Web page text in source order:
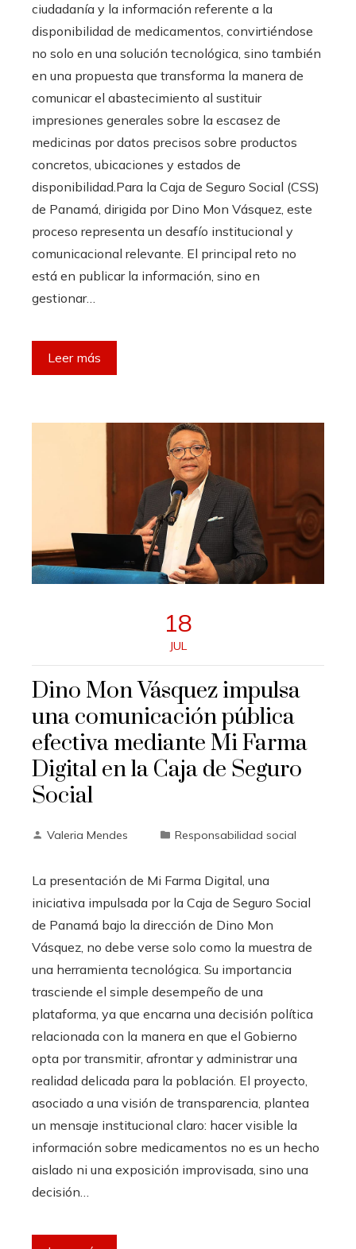
ciudadanía y la información referente a la
disponibilidad de medicamentos, convirtiéndose
no solo en una solución tecnológica, sino también
en una propuesta que transforma la manera de
comunicar el abastecimiento al sustituir
impresiones generales sobre la escasez de
medicinas por datos precisos sobre productos
concretos, ubicaciones y estados de
disponibilidad.Para la Caja de Seguro Social (CSS)
de Panamá, dirigida por Dino Mon Vásquez, este
proceso representa un desafío institucional y
comunicacional relevante. El principal reto no
está en publicar la información, sino en
gestionar…
Leer más
18
JUL
Dino Mon Vásquez impulsa
una comunicación pública
efectiva mediante Mi Farma
Digital en la Caja de Seguro
Social
Valeria Mendes Responsabilidad social
La presentación de Mi Farma Digital, una
iniciativa impulsada por la Caja de Seguro Social
de Panamá bajo la dirección de Dino Mon
Vásquez, no debe verse solo como la muestra de
una herramienta tecnológica. Su importancia
trasciende el simple desempeño de una
plataforma, ya que encarna una decisión política
relacionada con la manera en que el Gobierno
opta por transmitir, afrontar y administrar una
realidad delicada para la población. El proyecto,
asociado a una visión de transparencia, plantea
un mensaje institucional claro: hacer visible la
información sobre medicamentos no es un hecho
aislado ni una exposición improvisada, sino una
decisión…